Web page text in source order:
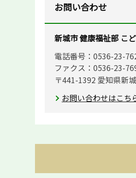
お問い合わせ
新城市 健康福祉部 こ
電話番号：0536-23-
ファクス：0536-23-
〒441-1392 愛知県新
お問い合わせはこち